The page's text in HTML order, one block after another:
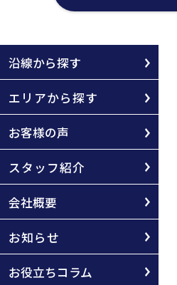
沿線から探す
エリアから探す
お客様の声
スタッフ紹介
会社概要
お知らせ
お役立ちコラム